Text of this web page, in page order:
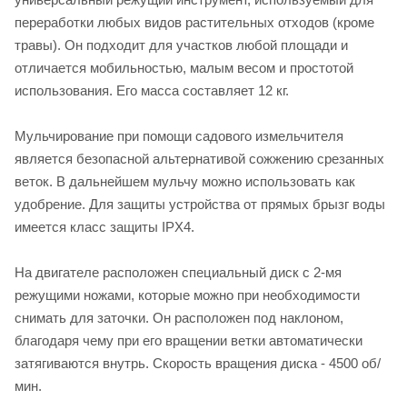
переработки любых видов растительных отходов (кроме
травы). Он подходит для участков любой площади и
отличается мобильностью, малым весом и простотой
использования. Его масса составляет 12 кг.
Мульчирование при помощи садового измельчителя
является безопасной альтернативой сожжению срезанных
веток. В дальнейшем мульчу можно использовать как
удобрение. Для защиты устройства от прямых брызг воды
имеется класс защиты IPX4.
На двигателе расположен специальный диск с 2-мя
режущими ножами, которые можно при необходимости
снимать для заточки. Он расположен под наклоном,
благодаря чему при его вращении ветки автоматически
затягиваются внутрь. Скорость вращения диска - 4500 об/
мин.